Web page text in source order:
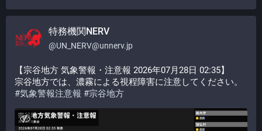
特務機関NERV
@UN_NERV@unnerv.jp
【宗谷地方 気象警報・注意報 2026年07月28日 02:35】
宗谷地方では、濃霧による視程障害に注意してください。
#気象警報注意報 #宗谷地方